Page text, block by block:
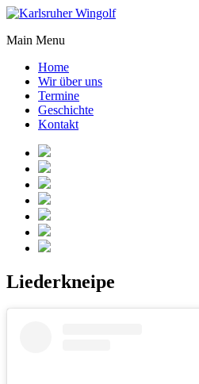
Main Menu
Home
Wir über uns
Termine
Geschichte
Kontakt
Liederkneipe